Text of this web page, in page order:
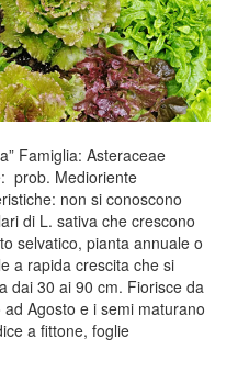
Famiglia: Asteraceae
prob. Medioriente
non si conoscono
di L. sativa che crescono
selvatico, pianta annuale o
a rapida crescita che si
dai 30 ai 90 cm. Fiorisce da
ad Agosto e i semi maturano
a fittone, foglie